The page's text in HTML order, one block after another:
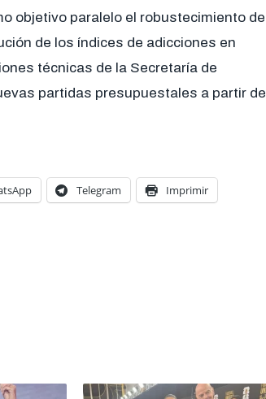
objetivo paralelo el robustecimiento de
de los índices de adicciones en
técnicas de la Secretaría de
partidas presupuestales a partir del
Telegram Imprimir